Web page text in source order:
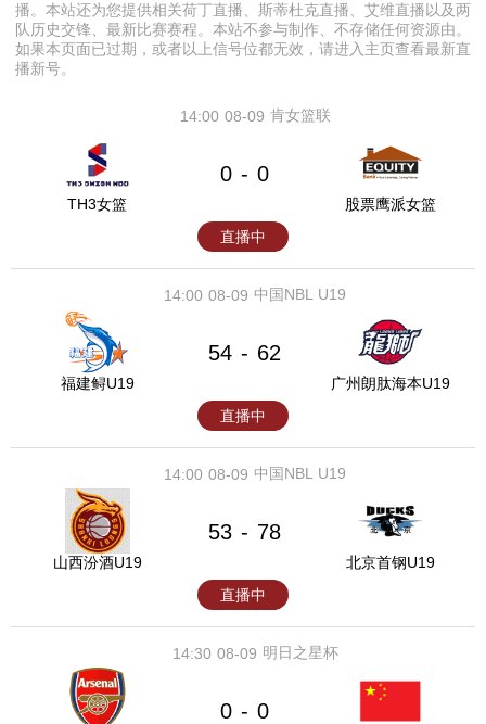
播。本站还为您提供相关荷丁直播、斯蒂杜克直播、艾维直播以及两
队历史交锋、最新比赛赛程。本站不参与制作、不存储任何资源由。
如果本页面已过期，或者以上信号位都无效，请进入主页查看最新直
播新号。
08-09
14:00 肯女篮联
TH3女篮
0 - 0
股票鹰派女篮
直播中
08-09
14:00 中国NBL U19
福建鲟U19
54 - 62
广州朗肽海本U19
直播中
08-09
14:00 中国NBL U19
山西汾酒U19
53 - 78
北京首钢U19
直播中
08-09
14:30 明日之星杯
0 - 0